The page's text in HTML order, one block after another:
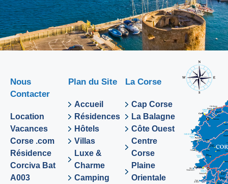
Nous
Contacter
Location
Vacances
Corse .com
Résidence
Corciva Bat
A003
Plan du Site
Accueil
Résidences
Hôtels
Villas
Luxe &
Charme
Camping
La Corse
Cap Corse
La Balagne
Côte Ouest
Centre
Corse
Plaine
Orientale